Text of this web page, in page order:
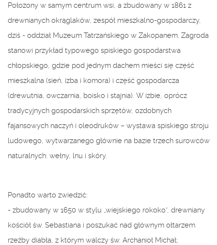
Położony w samym centrum wsi, a zbudowany w 1861 z
drewnianych okrąglaków, zespół mieszkalno-gospodarczy,
dziś - oddział Muzeum Tatrzańskiego w Zakopanem. Zagroda
stanowi przykład typowego spiskiego gospodarstwa
chłopskiego, gdzie pod jednym dachem mieści się część
mieszkalna (sień, izba i komora) i część gospodarcza
(drewutnia, owczarnia, boisko i stajnia). W izbie, oprócz
tradycyjnych gospodarskich sprzętów, ozdobnych
fajansowych naczyń i oleodruków – wystawa spiskiego stroju
ludowego, wytwarzanego głównie na bazie trzech surowców
naturalnych: wełny, lnu i skóry.
Ponadto warto zwiedzić:
- zbudowany w 1650 w stylu „wiejskiego rokoko”, drewniany
kościół św. Sebastiana i poszukać nad głównym ołtarzem
rzeźby diabła, z którym walczy św. Archanioł Michał;